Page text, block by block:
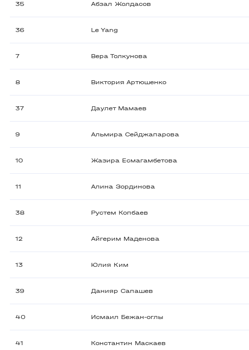
35 Абзал Жолдасов
36 Le Yang
7 Вера Толкунова
8 Виктория Артюшенко
37 Даулет Мамаев
9 Альмира Сейджапарова
10 Жазира Есмагамбетова
11 Алина Зординова
38 Рустем Копбаев
12 Айгерим Маденова
13 Юлия Ким
39 Данияр Сапашев
40 Исмаил Бежан-оглы
41 Константин Маскаев